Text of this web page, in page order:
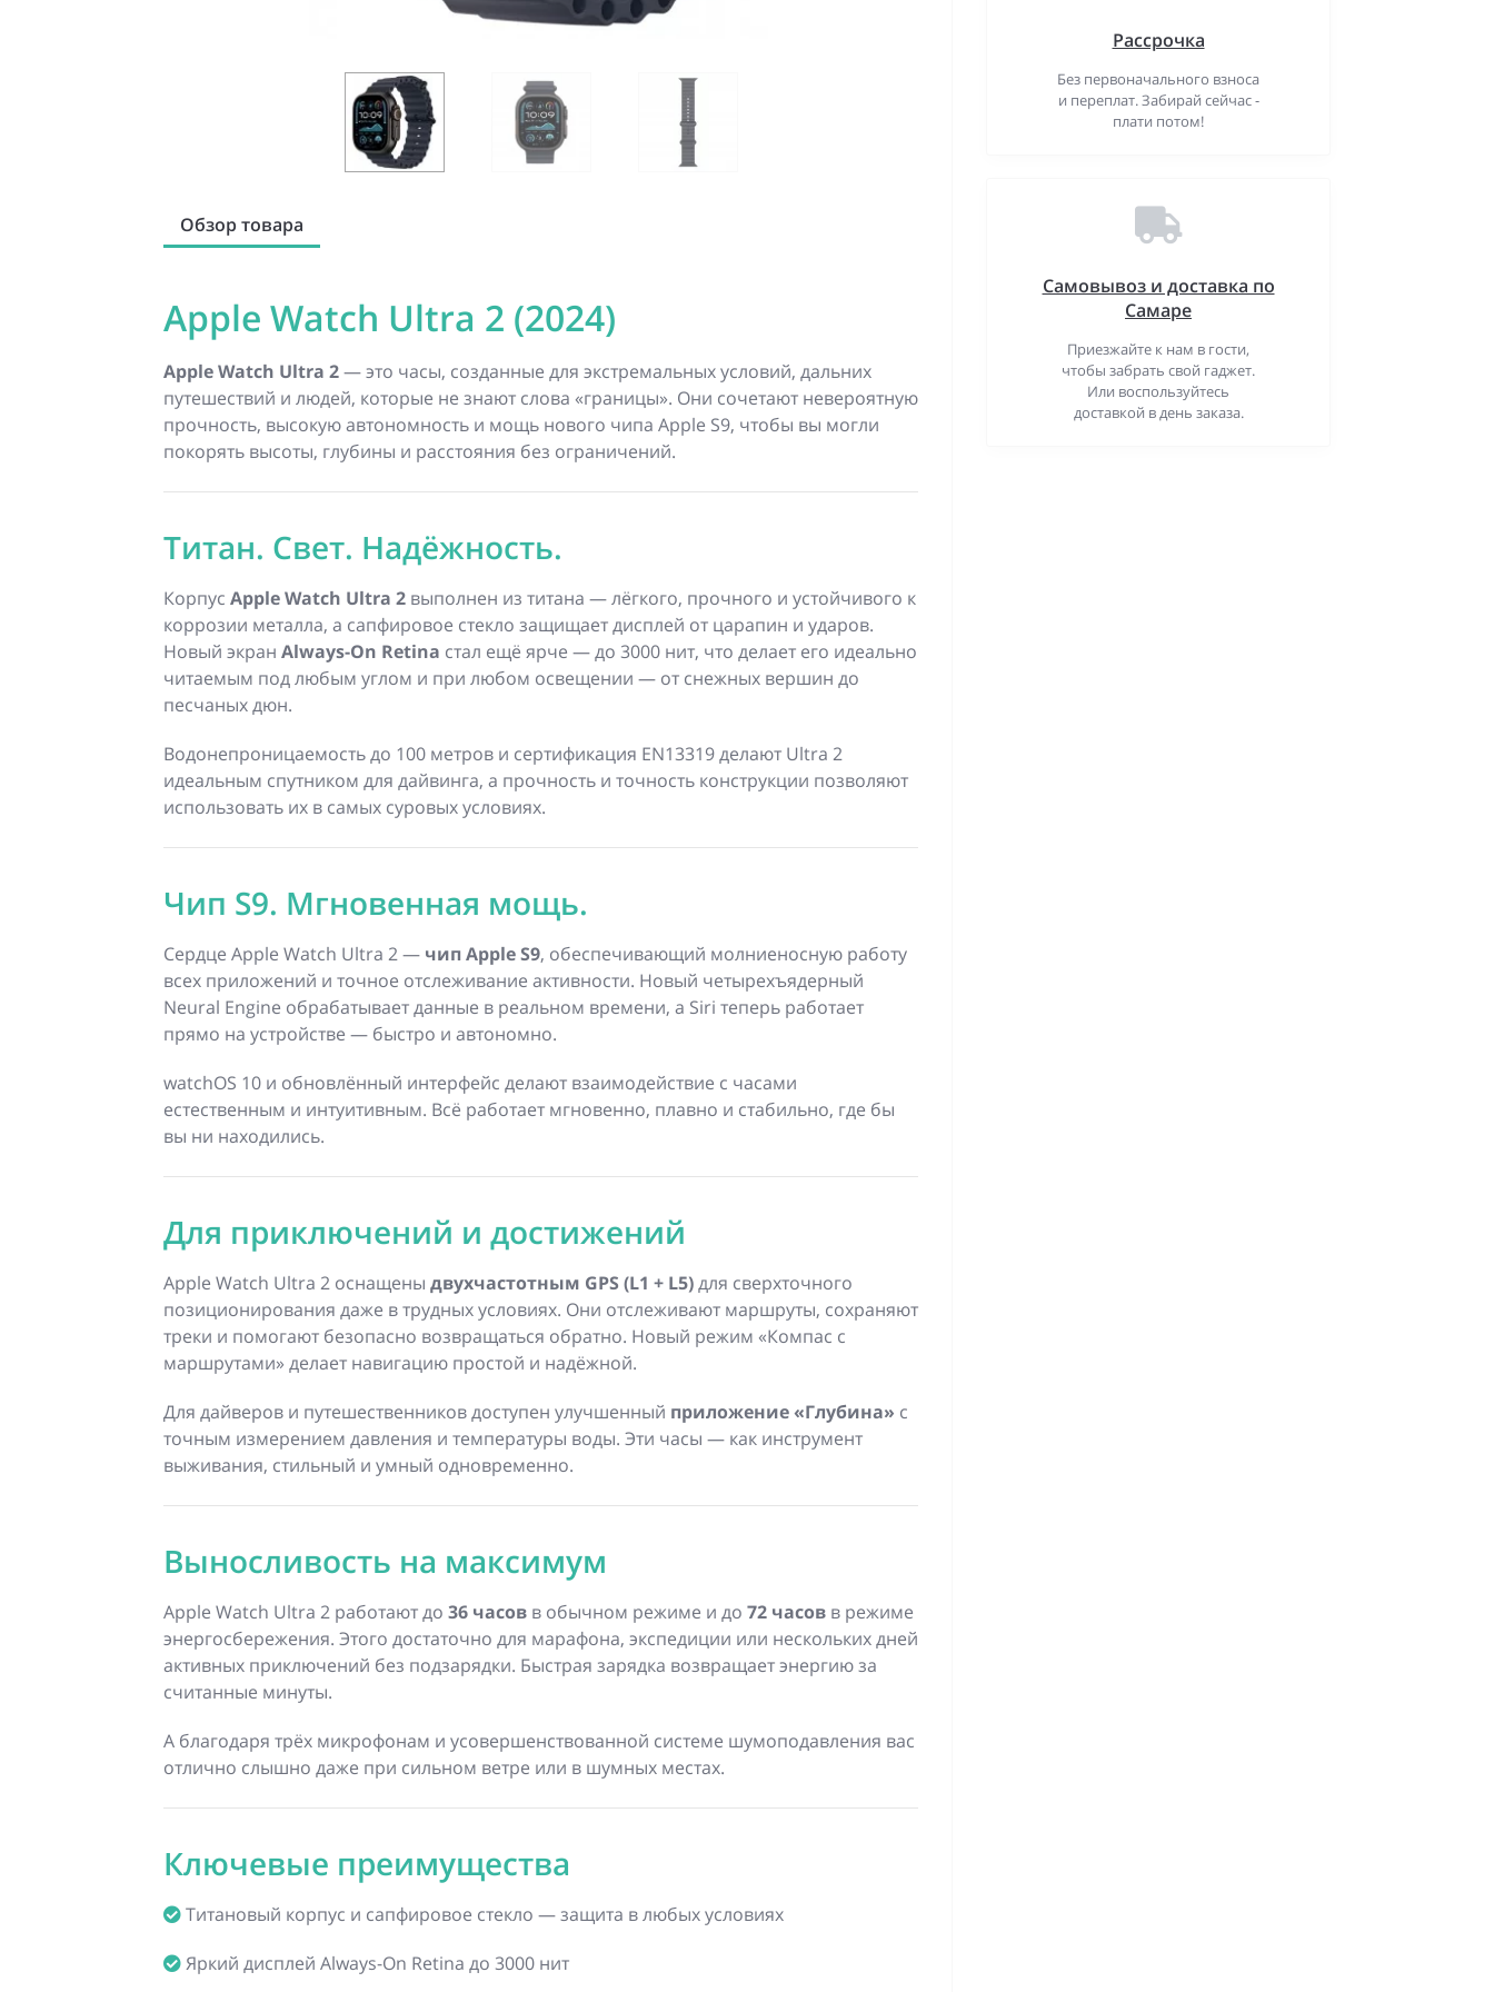
Обзор товара
Apple Watch Ultra 2 (2024)
Apple Watch Ultra 2— это часы, созданные для экстремальных условий, дальних
путешествий и людей, которые не знают слова «границы». Они сочетают невероятную
прочность, высокую автономность и мощь нового чипа Apple S9, чтобы вы могли
покорять высоты, глубины и расстояния без ограничений.
Титан. Свет. Надёжность.
Корпус Apple Watch Ultra 2 выполнен из титана — лёгкого, прочного и устойчивого к
коррозии металла, а сапфировое стекло защищает дисплей от царапин и ударов.
Новый экран Always-On Retina стал ещё ярче — до 3000 нит, что делает его идеально
читаемым под любым углом и при любом освещении — от снежных вершин до
песчаных дюн.
Водонепроницаемость до 100 метров и сертификация EN13319 делают Ultra 2
идеальным спутником для дайвинга, а прочность и точность конструкции позволяют
использовать их в самых суровых условиях.
Чип S9. Мгновенная мощь.
Сердце Apple Watch Ultra 2 — чип Apple S9, обеспечивающий молниеносную работу
всех приложений и точное отслеживание активности. Новый четырехъядерный
Neural Engine обрабатывает данные в реальном времени, а Siri теперь работает
прямо на устройстве — быстро и автономно.
watchOS 10 и обновлённый интерфейс делают взаимодействие с часами
естественным и интуитивным. Всё работает мгновенно, плавно и стабильно, где бы
вы ни находились.
Для приключений и достижений
Apple Watch Ultra 2 оснащены двухчастотным GPS (L1 + L5)для сверхточного
позиционирования даже в трудных условиях. Они отслеживают маршруты, сохраняют
треки и помогают безопасно возвращаться обратно. Новый режим «Компас с
маршрутами» делает навигацию простой и надёжной.
Для дайверов и путешественников доступен улучшенный приложение «Глубина» с
точным измерением давления и температуры воды. Эти часы — как инструмент
выживания, стильный и умный одновременно.
Выносливость на максимум
Apple Watch Ultra 2 работают до 36 часов в обычном режиме и до 72 часов в режиме
энергосбережения. Этого достаточно для марафона, экспедиции или нескольких дней
активных приключений без подзарядки. Быстрая зарядка возвращает энергию за
считанные минуты.
А благодаря трёх микрофонам и усовершенствованной системе шумоподавления вас
отлично слышно даже при сильном ветре или в шумных местах.
Ключевые преимущества
Титановый корпус и сапфировое стекло — защита в любых условиях
Яркий дисплей Always-On Retina до 3000 нит
Рассрочка
Без первоначального взноса
и переплат. Забирай сейчас -
плати потом!
Самовывоз и доставка по
Самаре
Приезжайте к нам в гости,
чтобы забрать свой гаджет.
Или воспользуйтесь
доставкой в день заказа.